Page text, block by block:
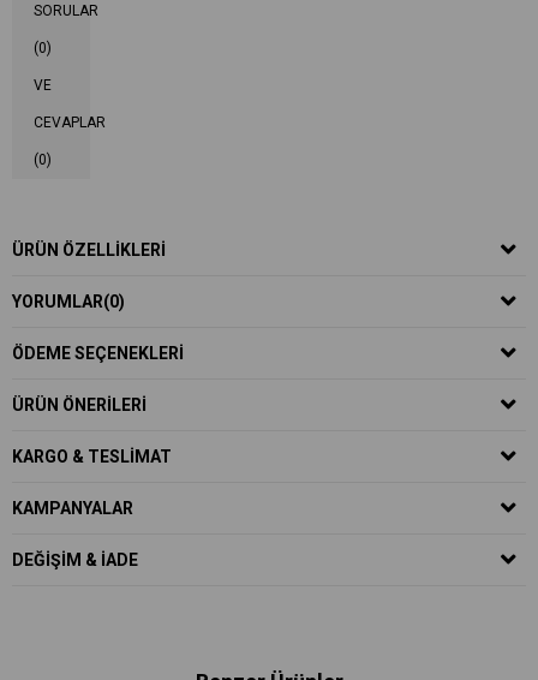
SORULAR
(0)
VE
CEVAPLAR
(0)
ÜRÜN ÖZELLIKLERI
YORUMLAR(0)
ÖDEME SEÇENEKLERI
ÜRÜN ÖNERILERI
KARGO & TESLIMAT
KAMPANYALAR
DEĞIŞIM & İADE